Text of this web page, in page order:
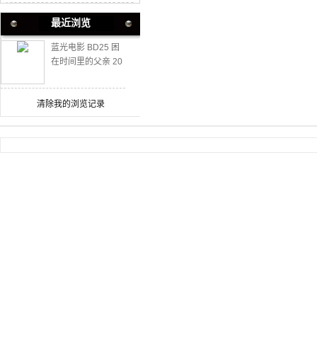
最近浏览
蓝光电影 BD25 困
在时间里的父亲 20
作
清除我的浏览记录